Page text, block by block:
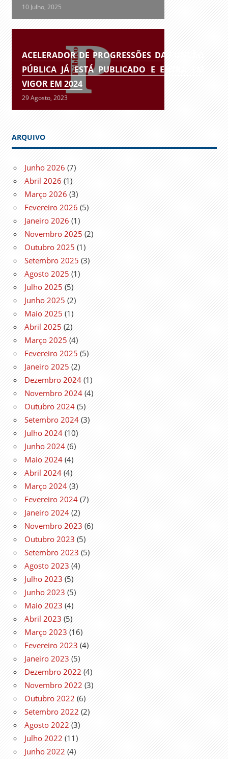
10 Julho, 2025
ACELERADOR DE PROGRESSÕES DA FUNÇÃO
PÚBLICA JÁ ESTÁ PUBLICADO E ENTRA EM
VIGOR EM 2024
29 Agosto, 2023
ARQUIVO
Junho 2026 (7)
Abril 2026 (1)
Março 2026 (3)
Fevereiro 2026 (5)
Janeiro 2026 (1)
Novembro 2025 (2)
Outubro 2025 (1)
Setembro 2025 (3)
Agosto 2025 (1)
Julho 2025 (5)
Junho 2025 (2)
Maio 2025 (1)
Abril 2025 (2)
Março 2025 (4)
Fevereiro 2025 (5)
Janeiro 2025 (2)
Dezembro 2024 (1)
Novembro 2024 (4)
Outubro 2024 (5)
Setembro 2024 (3)
Julho 2024 (10)
Junho 2024 (6)
Maio 2024 (4)
Abril 2024 (4)
Março 2024 (3)
Fevereiro 2024 (7)
Janeiro 2024 (2)
Novembro 2023 (6)
Outubro 2023 (5)
Setembro 2023 (5)
Agosto 2023 (4)
Julho 2023 (5)
Junho 2023 (5)
Maio 2023 (4)
Abril 2023 (5)
Março 2023 (16)
Fevereiro 2023 (4)
Janeiro 2023 (5)
Dezembro 2022 (4)
Novembro 2022 (3)
Outubro 2022 (6)
Setembro 2022 (2)
Agosto 2022 (3)
Julho 2022 (11)
Junho 2022 (4)